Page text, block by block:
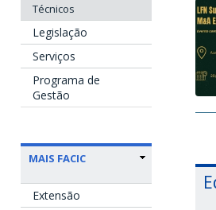
Técnicos
Legislação
Serviços
Programa de
Gestão
MAIS FACIC
Extensão